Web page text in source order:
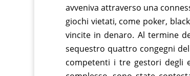
avveniva attraverso una
giochi vietati, come poker,
vincite in denaro. Al termine
sequestro quattro congegni
competenti i tre gestori degli